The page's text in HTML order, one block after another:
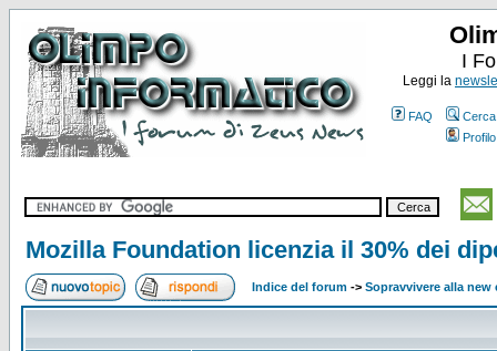
I
Leggi la
FAQ
Cerca
Profilo
Mozilla Foundation licenzia il 30% dei
Indice del forum -> Sopravvivere alla new